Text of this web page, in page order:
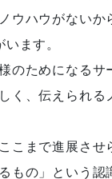
ウハウがないか
ます。
のためになる
く、伝えられ
こまで進展させ
もの」という